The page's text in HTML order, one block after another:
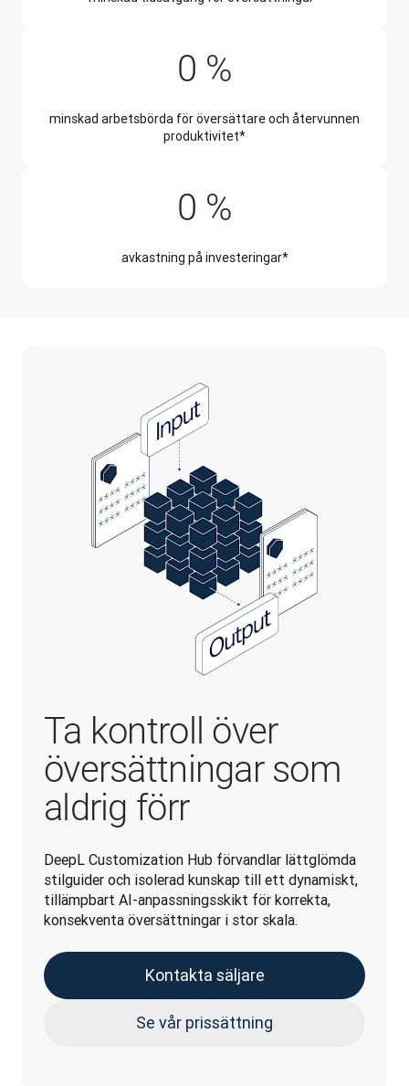
0 %50 %
minskad arbetsbörda för översättare och återvunnen
produktivitet*
0 %345 %
avkastning på investeringar*
Ta kontroll över
översättningar som
aldrig förr
DeepL Customization Hub förvandlar lättglömda
stilguider och isolerad kunskap till ett dynamiskt,
tillämpbart AI-anpassningsskikt för korrekta,
konsekventa översättningar i stor skala.
Kontakta säljare
Se vår prissättning